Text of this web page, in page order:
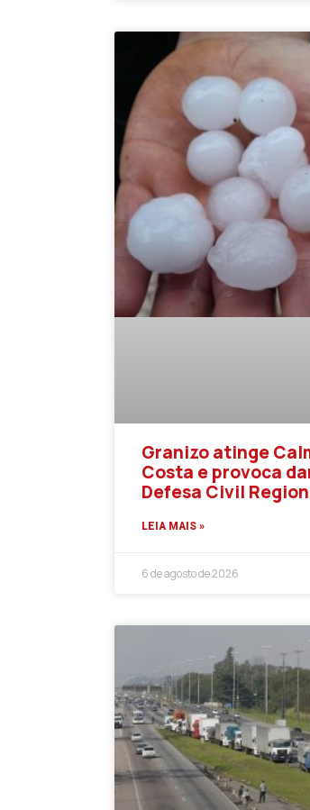
Granizo atinge
Costa e provoca
Defesa Civil
LEIA MAIS »
6 de agosto de 2026